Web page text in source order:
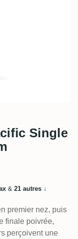
Single
& 21 autres ↓
premier nez, puis
finale poivrée,
perçoivent une